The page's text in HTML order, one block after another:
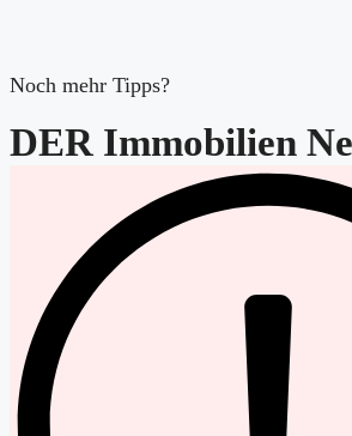
Noch mehr Tipps?
DER Immobilien